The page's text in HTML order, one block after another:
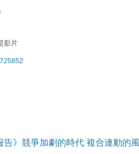
影片
》競爭加劇的時代 複合連動的